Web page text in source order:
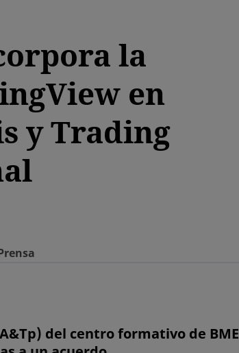
la
en
y Trading
del centro formativo de BME